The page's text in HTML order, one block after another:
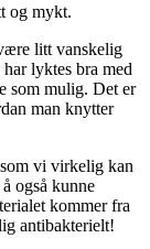
og mykt.
litt vanskelig
lyktes bra med
som mulig. Det er
man knytter
vi virkelig kan
også kunne
kommer fra
antibakterielt!